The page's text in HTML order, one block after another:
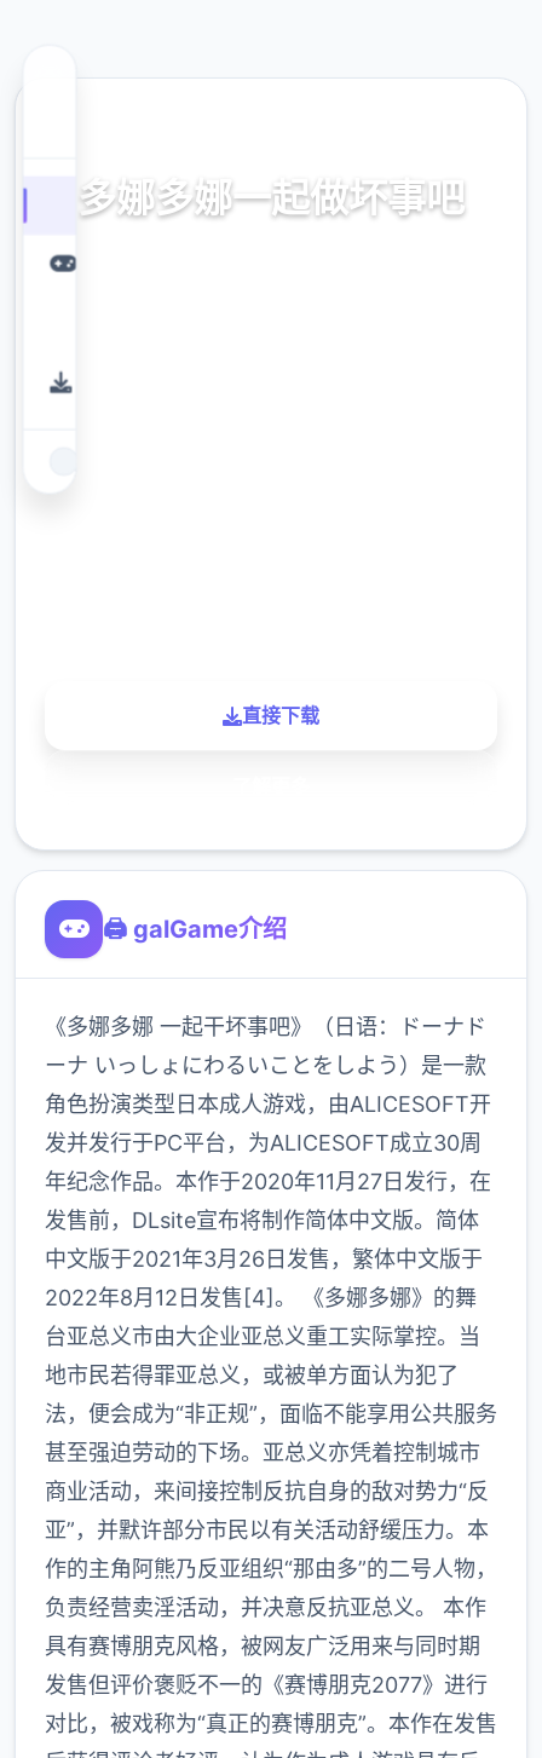
多娜多娜一起做坏事吧
官方中文，中文下载，中文入口，官网入口，
直接下载
🖨️ galGame介绍
《多娜多娜 一起干坏事吧》（日语：ドーナド
ーナ いっしょにわるいことをしよう）是一款
角色扮演类型日本成人游戏，由ALICESOFT开
发并发行于PC平台，为ALICESOFT成立30周
年纪念作品。本作于2020年11月27日发行，在
发售前，DLsite宣布将制作简体中文版。简体
中文版于2021年3月26日发售，繁体中文版于
2022年8月12日发售[4]。 《多娜多娜》的舞
台亚总义市由大企业亚总义重工实际掌控。当
地市民若得罪亚总义，或被单方面认为犯了
法，便会成为“非正规”，面临不能享用公共服务
甚至强迫劳动的下场。亚总义亦凭着控制城市
商业活动，来间接控制反抗自身的敌对势力“反
亚”，并默许部分市民以有关活动舒缓压力。本
作的主角阿熊乃反亚组织“那由多”的二号人物，
负责经营卖淫活动，并决意反抗亚总义。 本作
具有赛博朋克风格，被网友广泛用来与同时期
发售但评价褒贬不一的《赛博朋克2077》进行
对比，被戏称为“真正的赛博朋克”。本作在发售